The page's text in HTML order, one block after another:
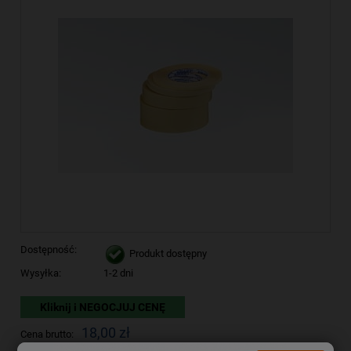
Dostępność:
Produkt dostępny
Wysyłka:
1-2 dni
Kliknij i NEGOCJUJ CENĘ
Cena brutto:
18,00 zł